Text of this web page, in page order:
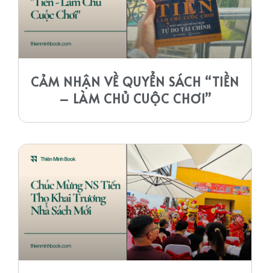
CẢM NHẬN VỀ QUYỂN SÁCH “TIỀN
– LÀM CHỦ CUỘC CHƠI”